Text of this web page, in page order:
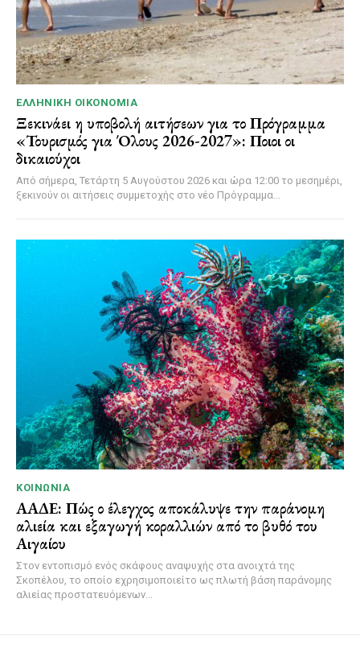
ΕΛΛΗΝΙΚΉ ΟΙΚΟΝΟΜΊΑ
Ξεκινάει η υποβολή αιτήσεων για το Πρόγραμμα
«Τουρισμός για Όλους 2026-2027»: Ποιοι οι
δικαιούχοι
Από σήμερα, Τετάρτη 5 Αυγούστου 2026 και ώρα 12:00 το μεσημέρι,
ξεκινούν οι αιτήσεις συμμετοχής στο νέο Πρόγραμμα...
ΚΟΙΝΩΝΊΑ
ΑΑΔΕ: Πώς ο έλεγχος αποκάλυψε την παράνομη
αλιεία και εξαγωγή κοραλλιών από το βυθό του
Αιγαίου
Στον εντοπισμό ενός σκάφους αναψυχής στα ανοιχτά της
Σκοπέλου, το οποίο εχρησιμοποιείτο ως πλωτή βάση παράνομης
αλιείας προστατευόμενων...